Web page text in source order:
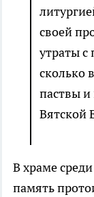
своей
утраты
сколько
паствы и
Вятской
В храме
память